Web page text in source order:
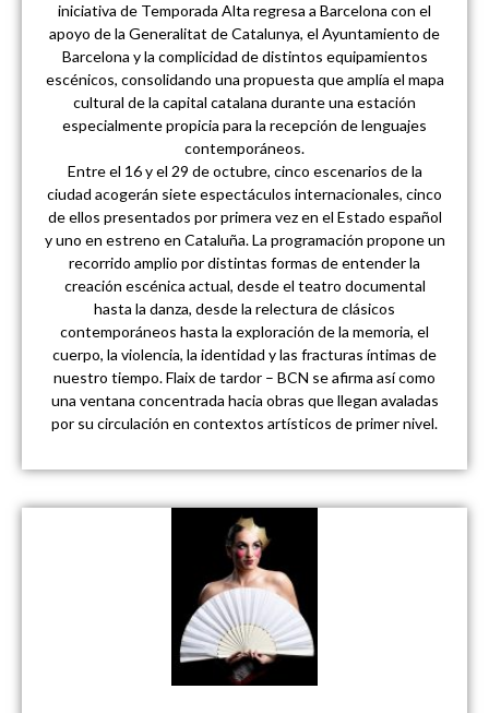
iniciativa de Temporada Alta regresa a Barcelona con el
apoyo de la Generalitat de Catalunya, el Ayuntamiento de
Barcelona y la complicidad de distintos equipamientos
escénicos, consolidando una propuesta que amplía el mapa
cultural de la capital catalana durante una estación
especialmente propicia para la recepción de lenguajes
contemporáneos.
Entre el 16 y el 29 de octubre, cinco escenarios de la
ciudad acogerán siete espectáculos internacionales, cinco
de ellos presentados por primera vez en el Estado español
y uno en estreno en Cataluña. La programación propone un
recorrido amplio por distintas formas de entender la
creación escénica actual, desde el teatro documental
hasta la danza, desde la relectura de clásicos
contemporáneos hasta la exploración de la memoria, el
cuerpo, la violencia, la identidad y las fracturas íntimas de
nuestro tiempo. Flaix de tardor – BCN se afirma así como
una ventana concentrada hacia obras que llegan avaladas
por su circulación en contextos artísticos de primer nivel.